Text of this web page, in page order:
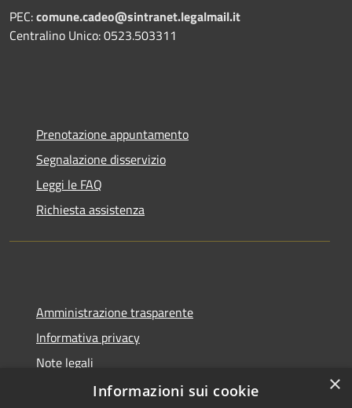
PEC:comune.cadeo@sintranet.legalmail.it
Centralino Unico: 0523.503311
Prenotazione appuntamento
Segnalazione disservizio
Leggi le FAQ
Richiesta assistenza
Amministrazione trasparente
Informativa privacy
Note legali
Dichiarazione di accessibilità
×
Informazioni sui cookie